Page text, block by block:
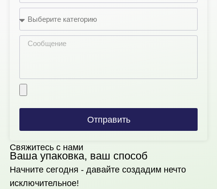
Свяжитесь с нами
Ваша упаковка, ваш способ
Начните сегодня - давайте создадим нечто
исключительное!
Отправить